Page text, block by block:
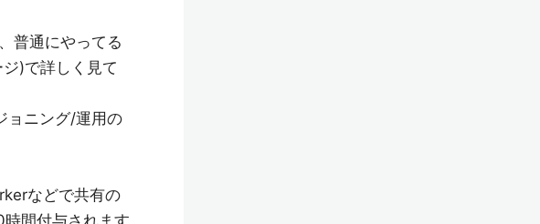
普通にやってる
)で詳しく見て
ョニング/運用の
などで共有の
間付与されます